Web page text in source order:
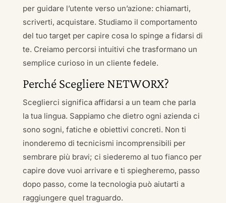
per guidare l’utente verso un’azione: chiamarti,
scriverti, acquistare. Studiamo il comportamento
del tuo target per capire cosa lo spinge a fidarsi di
te. Creiamo percorsi intuitivi che trasformano un
semplice curioso in un cliente fedele.
Perché Scegliere NETWORX?
Sceglierci significa affidarsi a un team che parla
la tua lingua. Sappiamo che dietro ogni azienda ci
sono sogni, fatiche e obiettivi concreti. Non ti
inonderemo di tecnicismi incomprensibili per
sembrare più bravi; ci siederemo al tuo fianco per
capire dove vuoi arrivare e ti spiegheremo, passo
dopo passo, come la tecnologia può aiutarti a
raggiungere quel traguardo.